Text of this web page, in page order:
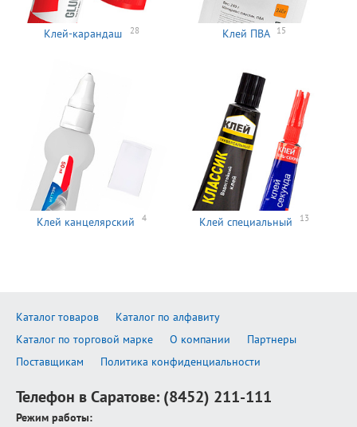
Клей-карандаш 28 Клей ПВА 15
Клей канцелярский 4 Клей специальный 13
Каталог товаров
Каталог по алфавиту
Каталог по торговой марке
О компании
Партнеры
Поставщикам
Политика конфиденциальности
Телефон в Саратове: (8452) 211-111
Режим работы: